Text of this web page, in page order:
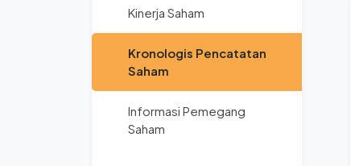
Kinerja Saham
Kronologis Pencatatan
Saham
Informasi Pemegang
Saham